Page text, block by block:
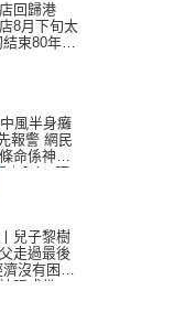
回歸港
8月下旬太
束80年歷
風半身癱
報警 網民
命係神蹟
｜Juicy叮
兒子黎樹
走過最後
沒有困
張成份